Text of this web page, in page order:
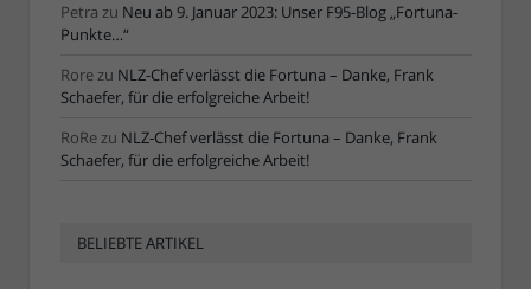
Petra zu Neu ab 9. Januar 2023: Unser F95-Blog „Fortuna-
Punkte…“
Rorezu NLZ-Chef verlässt die Fortuna – Danke, Frank
Schaefer, für die erfolgreiche Arbeit!
RoRezu NLZ-Chef verlässt die Fortuna – Danke, Frank
Schaefer, für die erfolgreiche Arbeit!
BELIEBTE ARTIKEL